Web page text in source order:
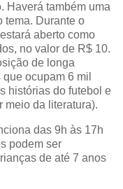
Haverá também uma
tema. Durante o
aberto como
no valor de R$ 10.
de longa
ocupam 6 mil
histórias do futebol e
meio da literatura).
das 9h às 17h
podem ser
de até 7 anos